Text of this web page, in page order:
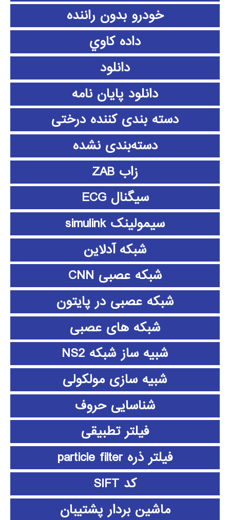
خودرو بدون راننده
داده كاوي
دانلود
دانلود پايان نامه
دسته بندی کننده درختی
دسته‌بندی نشده
زاب ZAB
سیگنال ECG
سیمولینک simulink
شبکه آدلاین
شبکه عصبی CNN
شبکه عصبی در پایتون
شبکه های عصبی
شبیه ساز شبکه NS2
شبیه سازی مولکولی
شناسایی حروف
فیلتر تطبیقی
فیلتر ذره particle filter
کد SIFT
ماشین بردار پشتیبان